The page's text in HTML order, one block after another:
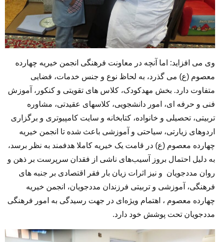
وی می افزاید: اما آنچه در معاونت فرهنگی انجمن خیریه چهارده
معصوم (ع) می گذرد، به لحاظ نوع و جنس خدمات، فضایی
متفاوت دارد. بخش مهدکودک، کلاس های تقویتی و کنکور، آموزش
فنی و حرفه ای، امور دانشجویی، کلاسهای عقیدتی، مشاوره
تربیتی، تحصیلی و خانواده، کتابخانه و سایت کامپیوتری و برگزاری
اردوهای زیارتی، سیاحتی و آموزشی باعث شده تا انجمن خیریه
چهارده معصوم (ع) در قامت یک خیریه کاملا هدفمند به نظر برسد،
به دلیل احتمال بروز آسیب‌های ناشی از فقدان سرپرست بر ذهن و
روان مددجویان و نیز اثرات زیان بار فقر اقتصادی بر جنبه های
فرهنگی، آموزشی و تربیتی فرزندان مددجویان، انجمن خیریه
چهارده معصوم ، اهتمام ویژه‌ای در جهت رسیدگی به امور فرهنگی
مددجویان تحت پوشش خود دارد.